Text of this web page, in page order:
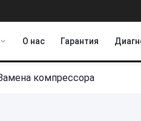
О нас Гарантия
компрессора